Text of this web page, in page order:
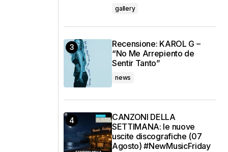
gallery
Recensione: KAROL G –
“No Me Arrepiento de
Sentir Tanto”
news
CANZONI DELLA
SETTIMANA: le nuove
uscite discografiche (07
Agosto) #NewMusicFriday